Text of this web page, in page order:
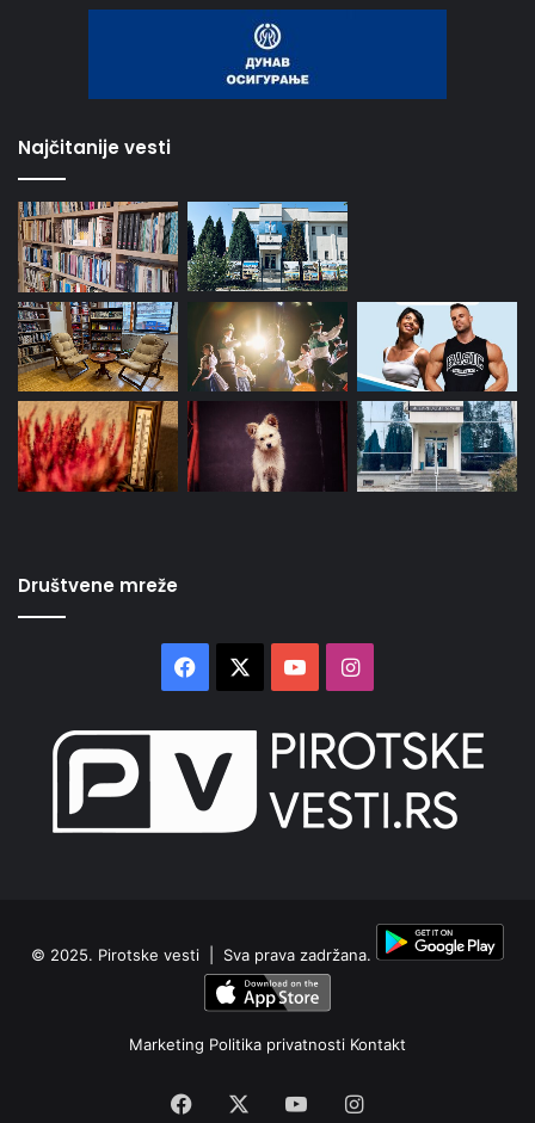
Najčitanije vesti
Društvene mreže
Facebook YouTubeInstagram
© 2025. Pirotske vesti | Sva prava zadržana.
Marketing Politika privatnosti Kontakt
Facebook YouTubeInstagram